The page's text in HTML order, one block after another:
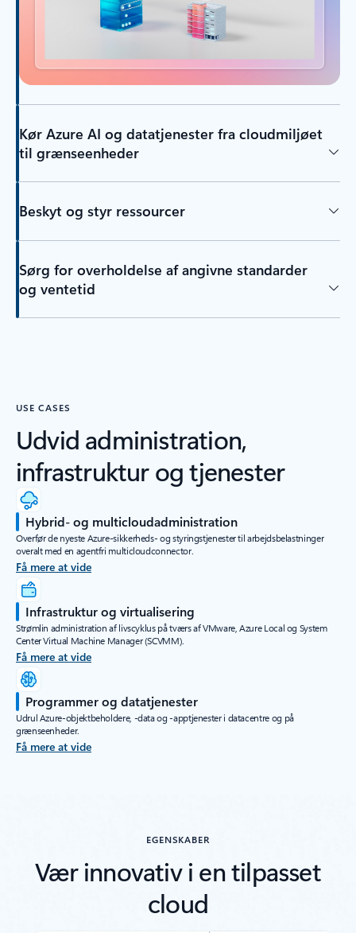
Kør Azure AI og datatjenester fra cloudmiljøet
til grænseenheder
Beskyt og styr ressourcer
Sørg for overholdelse af angivne standarder
og ventetid
USE CASES
Udvid administration,
infrastruktur og tjenester
Hybrid- og multicloudadministration
Overfør de nyeste Azure-sikkerheds- og styringstjenester til arbejdsbelastninger
overalt med en agentfri multicloudconnector.
Få mere at vide
Infrastruktur og virtualisering
Strømlin administration af livscyklus på tværs af VMware, Azure Local og System
Center Virtual Machine Manager (SCVMM).
Få mere at vide
Programmer og datatjenester
Udrul Azure-objektbeholdere, -data og -apptjenester i datacentre og på
grænseenheder.
Få mere at vide
EGENSKABER
Vær innovativ i en tilpasset
cloud